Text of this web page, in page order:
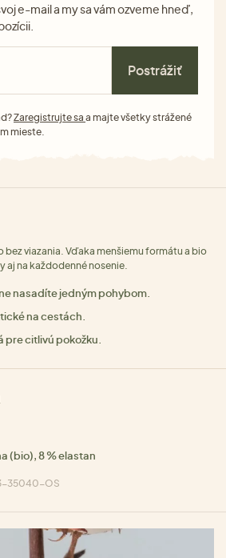
e-mail a my sa vám ozveme hneď,
Postrážiť
Zaregistrujte sa a majte všetky strážené
mieste.
bez viazania. Vďaka menšiemu formátu a bio
aj na každodenné nosenie.
nasadíte jedným pohybom.
na cestách.
pre citlivú pokožku.
(bio), 8 % elastan
35040-OS